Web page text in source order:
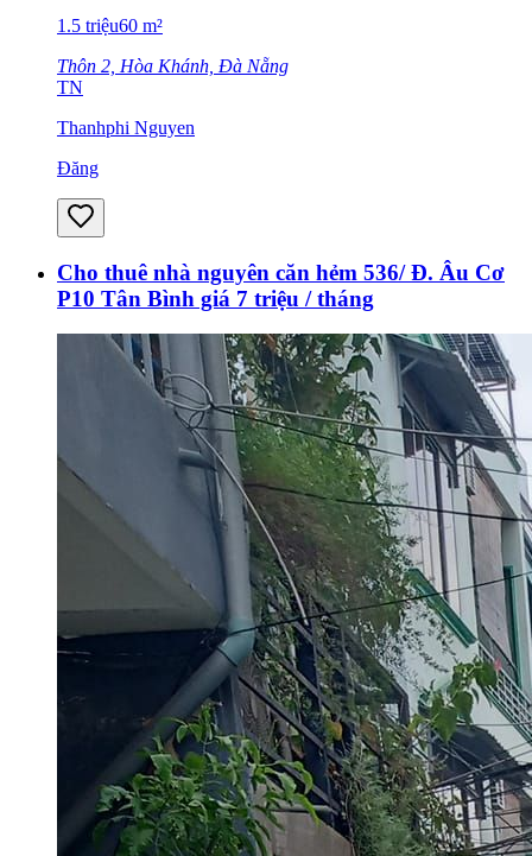
1.5 triệu60 m²
Thôn 2, Hòa Khánh, Đà Nẵng
TN
Thanhphi Nguyen
Đăng
Cho thuê nhà nguyên căn hẻm 536/ Đ. Âu Cơ
P10 Tân Bình giá 7 triệu / tháng